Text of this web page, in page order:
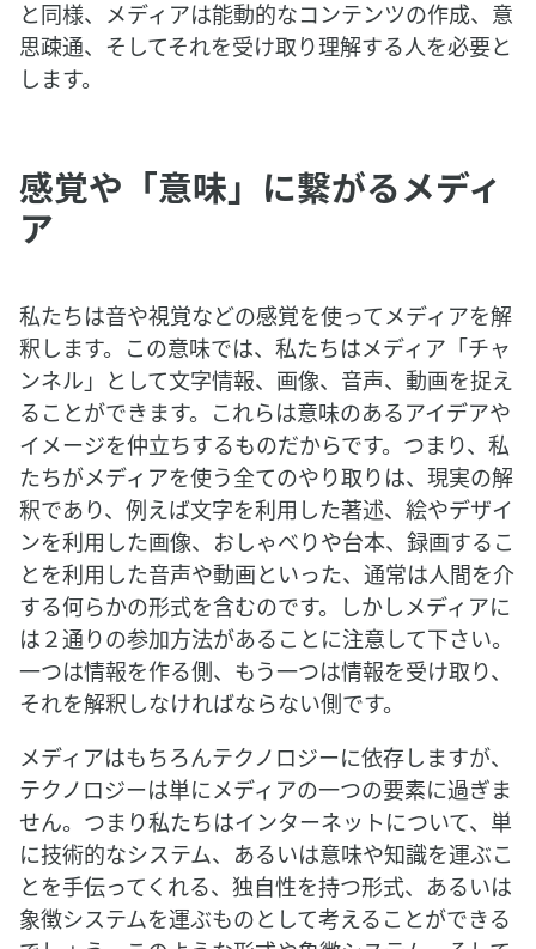
と同様、メディアは能動的なコンテンツの作成、意
思疎通、そしてそれを受け取り理解する人を必要と
します。
感覚や「意味」に繋がるメディ
ア
私たちは音や視覚などの感覚を使ってメディアを解
釈します。この意味では、私たちはメディア「チャ
ンネル」として文字情報、画像、音声、動画を捉え
ることができます。これらは意味のあるアイデアや
イメージを仲立ちするものだからです。つまり、私
たちがメディアを使う全てのやり取りは、現実の解
釈であり、例えば文字を利用した著述、絵やデザイ
ンを利用した画像、おしゃべりや台本、録画するこ
とを利用した音声や動画といった、通常は人間を介
する何らかの形式を含むのです。しかしメディアに
は２通りの参加方法があることに注意して下さい。
一つは情報を作る側、もう一つは情報を受け取り、
それを解釈しなければならない側です。
メディアはもちろんテクノロジーに依存しますが、
テクノロジーは単にメディアの一つの要素に過ぎま
せん。つまり私たちはインターネットについて、単
に技術的なシステム、あるいは意味や知識を運ぶこ
とを手伝ってくれる、独自性を持つ形式、あるいは
象徴システムを運ぶものとして考えることができる